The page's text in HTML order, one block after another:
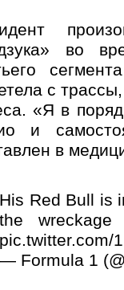
во
с
«Я в
и
в
His Red Bull is
the
pic.twitter.com/
— Formula 1